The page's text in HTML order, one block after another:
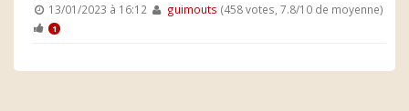
13/01/2023 à 16:12 guimouts (458 votes, 7.8/10 de moyenne)
1